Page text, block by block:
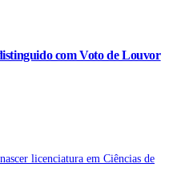
com Voto de Louvor
licenciatura em Ciências de